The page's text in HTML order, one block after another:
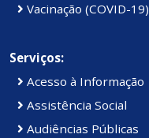
Vacinação (COVID-19)
Serviços:
Acesso à Informação
Assistência Social
Audiências Públicas